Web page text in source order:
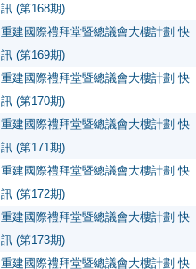
訊 (第168期)
重建國際禮拜堂暨總議會大樓計劃 快
訊 (第169期)
重建國際禮拜堂暨總議會大樓計劃 快
訊 (第170期)
重建國際禮拜堂暨總議會大樓計劃 快
訊 (第171期)
重建國際禮拜堂暨總議會大樓計劃 快
訊 (第172期)
重建國際禮拜堂暨總議會大樓計劃 快
訊 (第173期)
重建國際禮拜堂暨總議會大樓計劃 快